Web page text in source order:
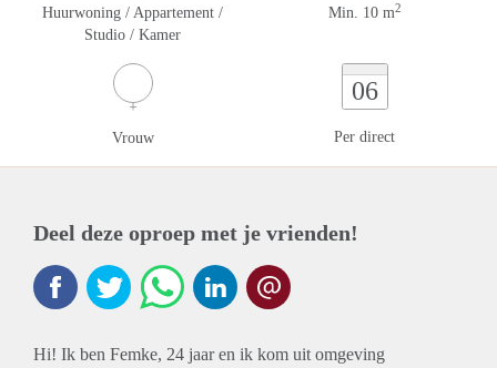
Huurwoning / Appartement /
Studio / Kamer
Min. 10 m2
Vrouw
06
Per direct
Deel deze oproep met je vrienden!
Hi! Ik ben Femke, 24 jaar en ik kom uit omgeving